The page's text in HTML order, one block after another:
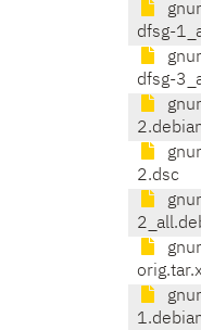
dfsg-
dfsg-
2.dsc